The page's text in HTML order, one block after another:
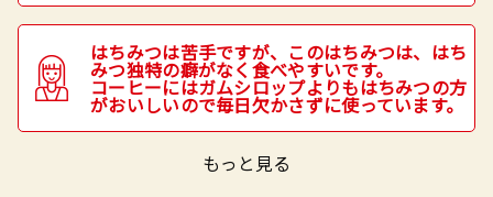
はちみつは苦手ですが、このはちみつは、はち
みつ独特の癖がなく食べやすいです。
コーヒーにはガムシロップよりもはちみつの方
がおいしいので毎日欠かさずに使っています。
もっと見る